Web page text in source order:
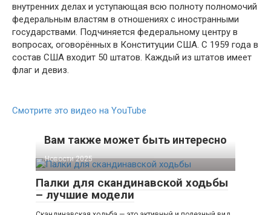
внутренних делах и уступающая всю полноту полномочий
федеральным властям в отношениях с иностранными
государствами. Подчиняется федеральному центру в
вопросах, оговорённых в Конституции США. С 1959 года в
состав США входит 50 штатов. Каждый из штатов имеет
флаг и девиз.
Смотрите это видео на YouTube
Вам также может быть интересно
Новости 2025
Палки для скандинавской ходьбы
– лучшие модели